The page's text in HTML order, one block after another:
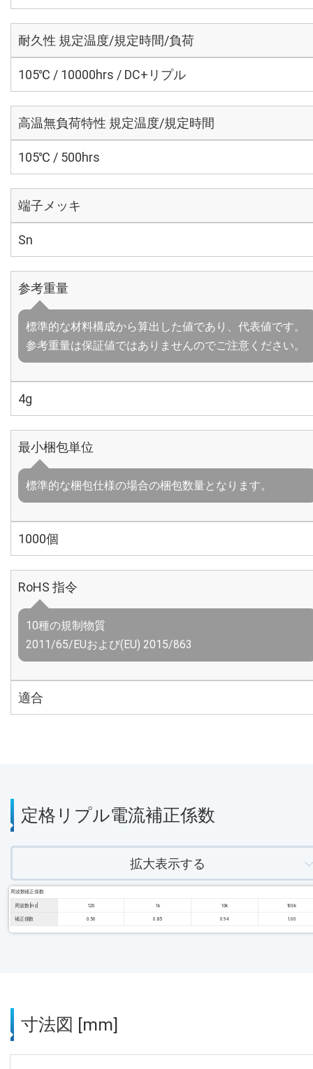
耐久性 規定温度/規定時間/負荷
105℃ / 10000hrs / DC+リプル
高温無負荷特性 規定温度/規定時間
105℃ / 500hrs
端子メッキ
Sn
参考重量
標準的な材料構成から算出した値であり、代表値です。
参考重量は保証値ではありませんのでご注意ください。
4g
最小梱包単位
標準的な梱包仕様の場合の梱包数量となります。
1000個
RoHS 指令
10種の規制物質
2011/65/EUおよび(EU) 2015/863
適合
定格リプル電流補正係数
拡大表示する
周波数補正係数
周波数 [Hz] 120 1k 10k 100k
補正係数 0.50 0.85 0.94 1.00
寸法図 [mm]